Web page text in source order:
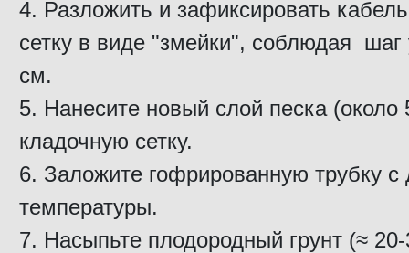
Разложить и зафиксировать
сетку в виде "змейки", соблюдая шаг
см.
Нанесите новый слой песка (около
кладочную сетку.
Заложите гофрированную трубку с
температуры.
Насыпьте плодородный грунт (≈